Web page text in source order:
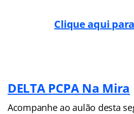
Clique aqui
DELTA PCPA Na Mira
Acompanhe ao aulão desta